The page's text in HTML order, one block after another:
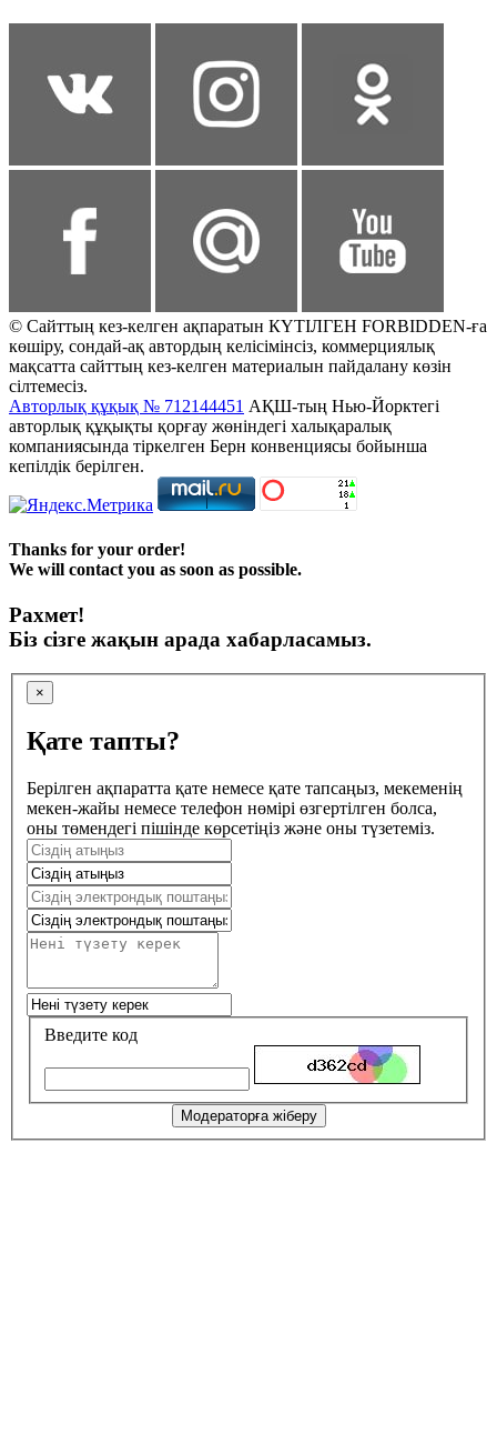
© Сайттың кез-келген ақпаратын КҮТІЛГЕН FORBIDDEN-ға
көшіру, сондай-ақ автордың келісімінсіз, коммерциялық
мақсатта сайттың кез-келген материалын пайдалану көзін
сілтемесіз.
Авторлық құқық № 712144451 АҚШ-тың Нью-Йорктегі
авторлық құқықты қорғау жөніндегі халықаралық
компаниясында тіркелген Берн конвенциясы бойынша
кепілдік берілген.
Thanks for your order!
We will contact you as soon as possible.
Рахмет!
Біз сізге жақын арада хабарласамыз.
×
Қате тапты?
Берілген ақпаратта қате немесе қате тапсаңыз, мекеменің
мекен-жайы немесе телефон нөмірі өзгертілген болса,
оны төмендегі пішінде көрсетіңіз және оны түзетеміз.
Введите код
Модераторға жіберу